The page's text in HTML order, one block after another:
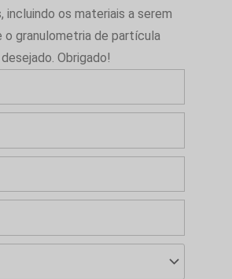
incluindo os materiais a serem
o granulometria de partícula
desejado. Obrigado!